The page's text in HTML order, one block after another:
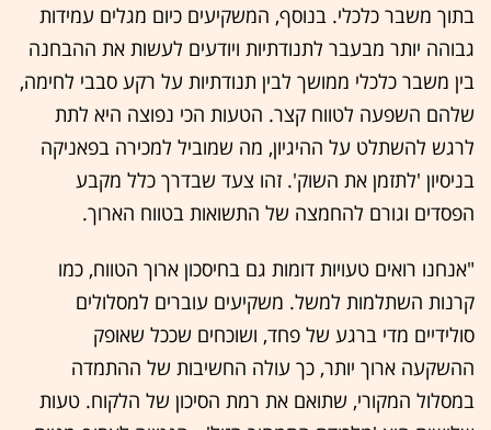
בתוך משבר כלכלי. בנוסף, המשקיעים כיום מגלים עמידות
גבוהה יותר מבעבר לתנודתיות ויודעים לעשות את ההבחנה
בין משבר כלכלי ממושך לבין תנודתיות על רקע סבבי לחימה,
שלהם השפעה לטווח קצר. הטעות הכי נפוצה היא לתת
לרגש להשתלט על ההיגיון, מה שמוביל למכירה בפאניקה
בניסיון 'לתזמן את השוק'. זהו צעד שבדרך כלל מקבע
הפסדים וגורם להחמצה של התשואות בטווח הארוך.
"אנחנו רואים טעויות דומות גם בחיסכון ארוך הטווח, כמו
קרנות השתלמות למשל. משקיעים עוברים למסלולים
סולידיים מדי ברגע של פחד, ושוכחים שככל שאופק
ההשקעה ארוך יותר, כך עולה החשיבות של ההתמדה
במסלול המקורי, שתואם את רמת הסיכון של הלקוח. טעות